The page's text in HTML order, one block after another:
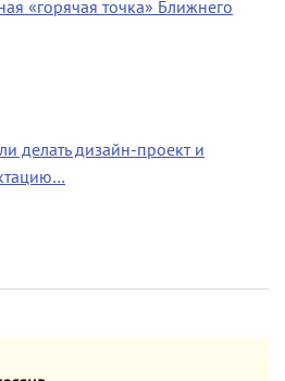
«горячая точка» Ближнего
делать дизайн-проект и